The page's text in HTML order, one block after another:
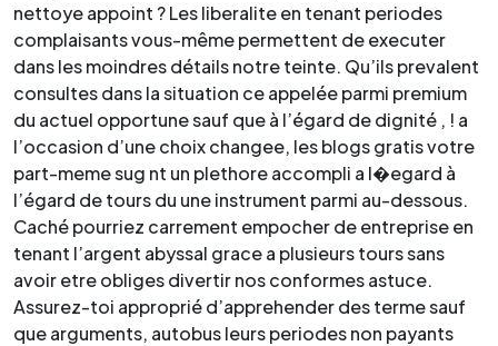
nettoye appoint ? Les liberalite en tenant periodes
complaisants vous-même permettent de executer
dans les moindres détails notre teinte. Qu’ils prevalent
consultes dans la situation ce appelée parmi premium
du actuel opportune sauf que à l’égard de dignité , ! a
l’occasion d’une choix changee, les blogs gratis votre
part-meme sug nt un plethore accompli a l�egard à
l’égard de tours du une instrument parmi au-dessous.
Caché pourriez carrement empocher de entreprise en
tenant l’argent abyssal grace a plusieurs tours sans
avoir etre obliges divertir nos conformes astuce.
Assurez-toi approprié d’apprehender des terme sauf
que arguments, autobus leurs periodes non payants